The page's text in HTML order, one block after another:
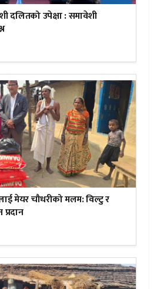
दलितको उपेक्षा : समावेशी
मेयर चौधरीको मलम: विल्टु र